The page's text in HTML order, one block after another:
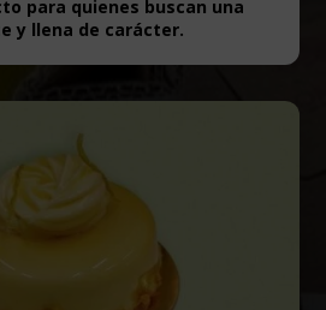
para quienes buscan una
y llena de carácter.